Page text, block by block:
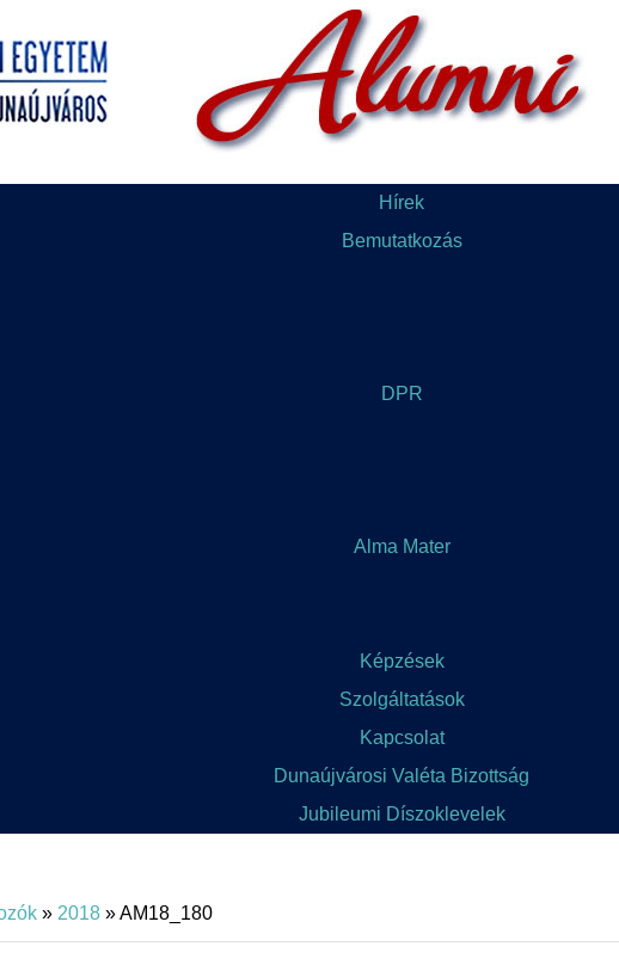
Hírek
Bemutatkozás
DPR
Alma Mater
Képzések
Szolgáltatások
Kapcsolat
Dunaújvárosi Valéta Bizottság
Jubileumi Díszoklevelek
» 2018 » AM18_180